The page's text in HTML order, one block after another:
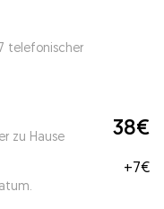
telefonischer
zu Hause 38€
+7€